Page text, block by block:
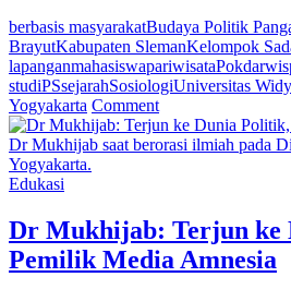
berbasis masyarakatBudaya Politik
BrayutKabupaten SlemanKelompok
lapanganmahasiswapariwisataPokdarwis
studiPSsejarahSosiologiUniversitas
Yogyakarta Commenton
Mahasiswa
Sosiologi
Budaya
Politik
Pangan
Dr Mukhijab saat berorasi ilmiah pada
Yogyakarta.
Edukasi
Dr Mukhijab: Terjun ke
Pemilik Media Amnesia